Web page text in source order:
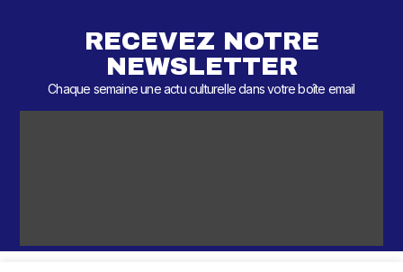
RECEVEZ NOTRE
NEWSLETTER
Chaque semaine une actu culturelle dans votre boîte email